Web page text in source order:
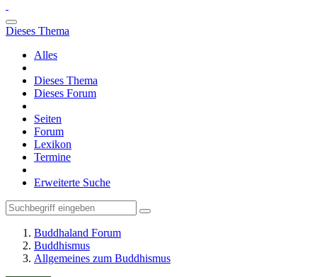
Dieses Thema
Alles
Dieses Thema
Dieses Forum
Seiten
Forum
Lexikon
Termine
Erweiterte Suche
Buddhaland Forum
Buddhismus
Allgemeines zum Buddhismus